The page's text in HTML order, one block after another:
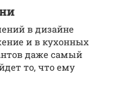
в дизайне
и в кухонных
даже самый
то, что ему